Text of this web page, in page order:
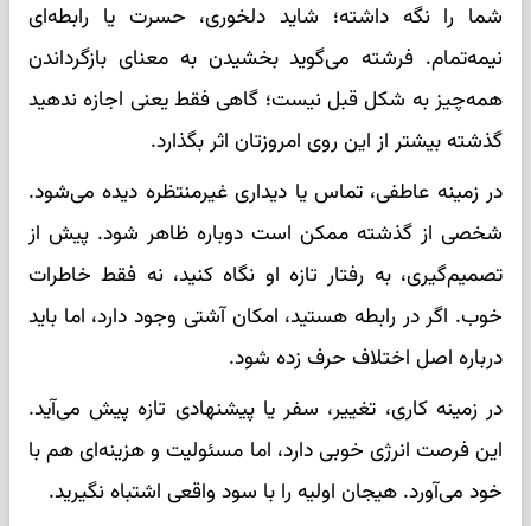
شما را نگه داشته؛ شاید دلخوری، حسرت یا رابطه‌ای
نیمه‌تمام. فرشته می‌گوید بخشیدن به معنای بازگرداندن
همه‌چیز به شکل قبل نیست؛ گاهی فقط یعنی اجازه ندهید
گذشته بیشتر از این روی امروزتان اثر بگذارد.
در زمینه عاطفی، تماس یا دیداری غیرمنتظره دیده می‌شود.
شخصی از گذشته ممکن است دوباره ظاهر شود. پیش از
تصمیم‌گیری، به رفتار تازه او نگاه کنید، نه فقط خاطرات
خوب. اگر در رابطه هستید، امکان آشتی وجود دارد، اما باید
درباره اصل اختلاف حرف زده شود.
در زمینه کاری، تغییر، سفر یا پیشنهادی تازه پیش می‌آید.
این فرصت انرژی خوبی دارد، اما مسئولیت و هزینه‌ای هم با
خود می‌آورد. هیجان اولیه را با سود واقعی اشتباه نگیرید.